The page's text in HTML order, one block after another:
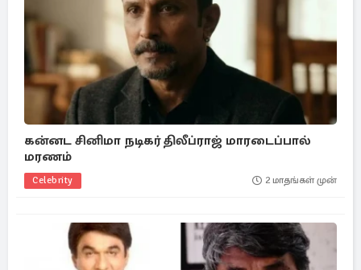
கன்னட சினிமா நடிகர் திலீப்ராஜ் மாரடைப்பால்
மரணம்
Celebrity 2 மாதங்கள் முன்